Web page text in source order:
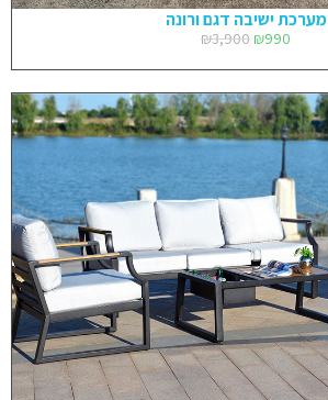
מערכת ישיבה דגם ורונה
₪3,900 ₪990